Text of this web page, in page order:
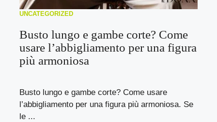
UNCATEGORIZED
Busto lungo e gambe corte? Come
usare l’abbigliamento per una figura
più armoniosa
Busto lungo e gambe corte? Come usare
l’abbigliamento per una figura più armoniosa. Se
le ...